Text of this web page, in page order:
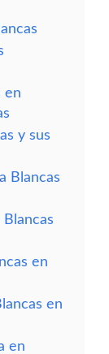
en
y sus
Blancas
en
en
en